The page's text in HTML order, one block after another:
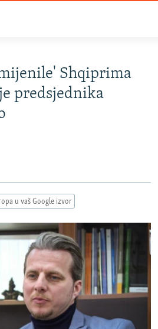
Shqiprima
predsjednika
u vaš Google izvor